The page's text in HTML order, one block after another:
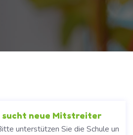
sucht neue Mitstreiter
unterstützen Sie die Schule un